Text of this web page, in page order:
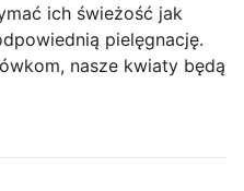
ich świeżość jak
pielęgnację.
nasze kwiaty będą